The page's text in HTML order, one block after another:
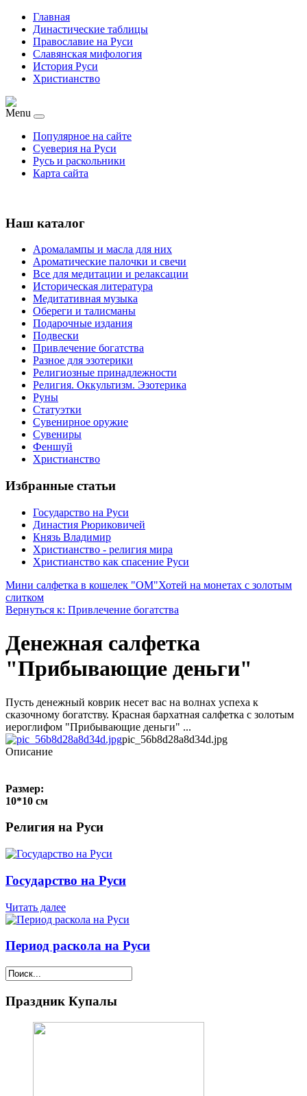
Главная
Династические таблицы
Православие на Руси
Славянская мифология
История Руси
Христианство
Menu
Популярное на сайте
Суеверия на Руси
Русь и раскольники
Карта сайта
Наш каталог
Аромалампы и масла для них
Ароматические палочки и свечи
Все для медитации и релаксации
Историческая литература
Медитативная музыка
Обереги и талисманы
Подарочные издания
Подвески
Привлечение богатства
Разное для эзотерики
Религиозные принадлежности
Религия. Оккультизм. Эзотерика
Руны
Статуэтки
Сувенирное оружие
Сувениры
Феншуй
Христианство
Избранные статьи
Государство на Руси
Династия Рюриковичей
Князь Владимир
Христианство - религия мира
Христианство как спасение Руси
Мини салфетка в кошелек "ОМ"Хотей на монетах с золотым
слитком
Вернуться к: Привлечение богатства
Денежная салфетка
"Прибывающие деньги"
Пусть денежный коврик несет вас на волнах успеха к
сказочному богатству. Красная бархатная салфетка с золотым
иероглифом "Прибывающие деньги" ...
pic_56b8d28a8d34d.jpg
Описание
Размер:
10*10 см
Религия на Руси
Государство на Руси
Читать далее
Период раскола на Руси
Праздник Купалы